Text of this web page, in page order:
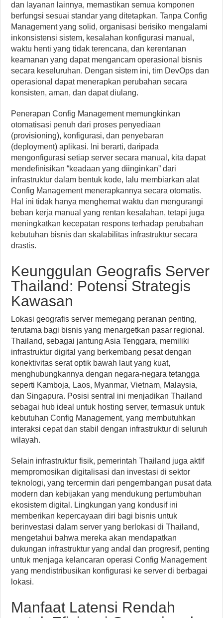
dan layanan lainnya, memastikan semua komponen
berfungsi sesuai standar yang ditetapkan. Tanpa Config
Management yang solid, organisasi berisiko mengalami
inkonsistensi sistem, kesalahan konfigurasi manual,
waktu henti yang tidak terencana, dan kerentanan
keamanan yang dapat mengancam operasional bisnis
secara keseluruhan. Dengan sistem ini, tim DevOps dan
operasional dapat menerapkan perubahan secara
konsisten, aman, dan dapat diulang.
Penerapan Config Management memungkinkan
otomatisasi penuh dari proses penyediaan
(provisioning), konfigurasi, dan penyebaran
(deployment) aplikasi. Ini berarti, daripada
mengonfigurasi setiap server secara manual, kita dapat
mendefinisikan “keadaan yang diinginkan” dari
infrastruktur dalam bentuk kode, lalu membiarkan alat
Config Management menerapkannya secara otomatis.
Hal ini tidak hanya menghemat waktu dan mengurangi
beban kerja manual yang rentan kesalahan, tetapi juga
meningkatkan kecepatan respons terhadap perubahan
kebutuhan bisnis dan skalabilitas infrastruktur secara
drastis.
Keunggulan Geografis Server
Thailand: Potensi Strategis
Kawasan
Lokasi geografis server memegang peranan penting,
terutama bagi bisnis yang menargetkan pasar regional.
Thailand, sebagai jantung Asia Tenggara, memiliki
infrastruktur digital yang berkembang pesat dengan
konektivitas serat optik bawah laut yang kuat,
menghubungkannya dengan negara-negara tetangga
seperti Kamboja, Laos, Myanmar, Vietnam, Malaysia,
dan Singapura. Posisi sentral ini menjadikan Thailand
sebagai hub ideal untuk hosting server, termasuk untuk
kebutuhan Config Management, yang membutuhkan
interaksi cepat dan stabil dengan infrastruktur di seluruh
wilayah.
Selain infrastruktur fisik, pemerintah Thailand juga aktif
mempromosikan digitalisasi dan investasi di sektor
teknologi, yang tercermin dari pengembangan pusat data
modern dan kebijakan yang mendukung pertumbuhan
ekosistem digital. Lingkungan yang kondusif ini
memberikan kepercayaan diri bagi bisnis untuk
berinvestasi dalam server yang berlokasi di Thailand,
mengetahui bahwa mereka akan mendapatkan
dukungan infrastruktur yang andal dan progresif, penting
untuk menjaga kelancaran operasi Config Management
yang mendistribusikan konfigurasi ke server di berbagai
lokasi.
Manfaat Latensi Rendah